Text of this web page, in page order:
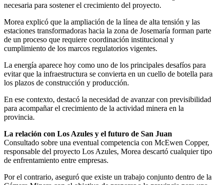
necesaria para sostener el crecimiento del proyecto.
Morea explicó que la ampliación de la línea de alta tensión y las
estaciones transformadoras hacia la zona de Josemaría forman parte
de un proceso que requiere coordinación institucional y
cumplimiento de los marcos regulatorios vigentes.
La energía aparece hoy como uno de los principales desafíos para
evitar que la infraestructura se convierta en un cuello de botella para
los plazos de construcción y producción.
En ese contexto, destacó la necesidad de avanzar con previsibilidad
para acompañar el crecimiento de la actividad minera en la
provincia.
La relación con Los Azules y el futuro de San Juan
Consultado sobre una eventual competencia con McEwen Copper,
responsable del proyecto Los Azules, Morea descartó cualquier tipo
de enfrentamiento entre empresas.
Por el contrario, aseguró que existe un trabajo conjunto dentro de la